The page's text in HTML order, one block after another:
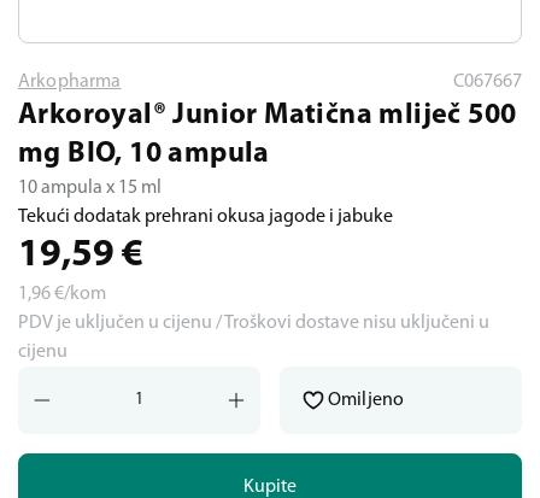
Arkopharma C067667
Arkoroyal® Junior Matična mliječ 500
mg BIO, 10 ampula
10 ampula x 15 ml
Tekući dodatak prehrani okusa jagode i jabuke
19,59 €
1,96€/kom
PDV je uključen u cijenu / Troškovi dostave nisu uključeni u
cijenu
Kupite
Omiljeno